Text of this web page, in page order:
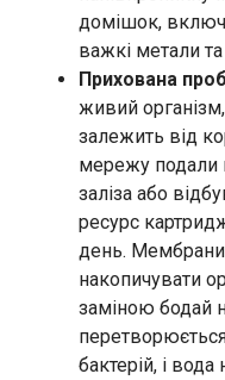
домішок,
важкі метали та
Прихована
живий
залежить від
мережу подали
заліза або
ресурс
день. Мембрани
накопичувати
заміною бодай
бактерій, і